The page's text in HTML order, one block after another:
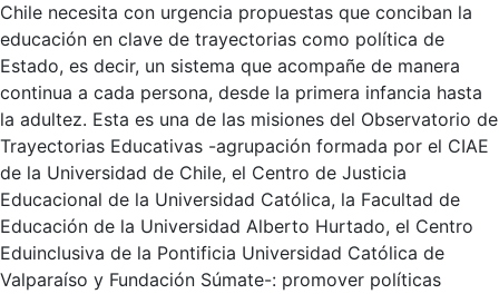
Chile necesita con urgencia propuestas que conciban la
educación en clave de trayectorias como política de
Estado, es decir, un sistema que acompañe de manera
continua a cada persona, desde la primera infancia hasta
la adultez. Esta es una de las misiones del Observatorio de
Trayectorias Educativas -agrupación formada por el CIAE
de la Universidad de Chile, el Centro de Justicia
Educacional de la Universidad Católica, la Facultad de
Educación de la Universidad Alberto Hurtado, el Centro
Eduinclusiva de la Pontificia Universidad Católica de
Valparaíso y Fundación Súmate-: promover políticas